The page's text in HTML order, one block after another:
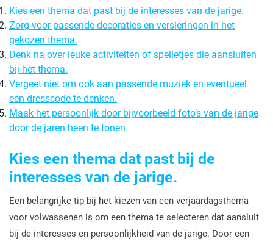
Kies een thema dat past bij de interesses van de jarige.
Zorg voor passende decoraties en versieringen in het
gekozen thema.
Denk na over leuke activiteiten of spelletjes die aansluiten
bij het thema.
Vergeet niet om ook aan passende muziek en eventueel
een dresscode te denken.
Maak het persoonlijk door bijvoorbeeld foto’s van de jarige
door de jaren heen te tonen.
Kies een thema dat past bij de
interesses van de jarige.
Een belangrijke tip bij het kiezen van een verjaardagsthema
voor volwassenen is om een thema te selecteren dat aansluit
bij de interesses en persoonlijkheid van de jarige. Door een